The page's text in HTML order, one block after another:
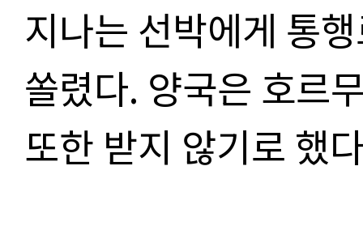
지나는 선박에게 통
쏠렸다. 양국은 호르
또한 받지 않기로 했